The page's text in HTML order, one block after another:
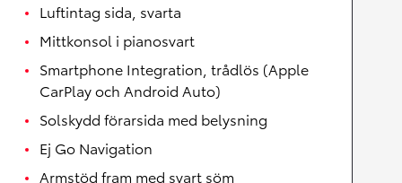
Luftintag sida, svarta
Mittkonsol i pianosvart
Smartphone Integration, trådlös (Apple
CarPlay och Android Auto)
Solskydd förarsida med belysning
Ej Go Navigation
Armstöd fram med svart söm